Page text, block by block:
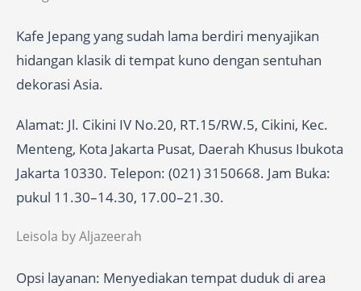
Kafe Jepang yang sudah lama berdiri menyajikan
hidangan klasik di tempat kuno dengan sentuhan
dekorasi Asia.
Alamat: Jl. Cikini IV No.20, RT.15/RW.5, Cikini, Kec.
Menteng, Kota Jakarta Pusat, Daerah Khusus Ibukota
Jakarta 10330. Telepon: (021) 3150668. Jam Buka:
pukul 11.30–14.30, 17.00–21.30.
Leisola by Aljazeerah
Opsi layanan: Menyediakan tempat duduk di area